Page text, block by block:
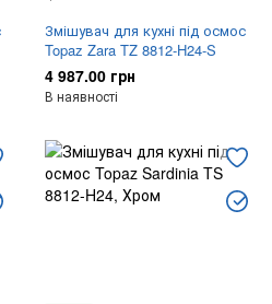
Змішувач для кухні під осмос
Topaz Zara TZ 8812-H24-S
4 987.00 грн
В наявності